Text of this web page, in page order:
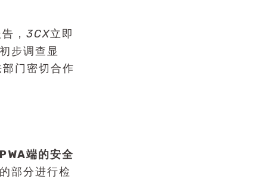
， 3CX立即
步调查显
门密切合作
端的安全
部分进行检